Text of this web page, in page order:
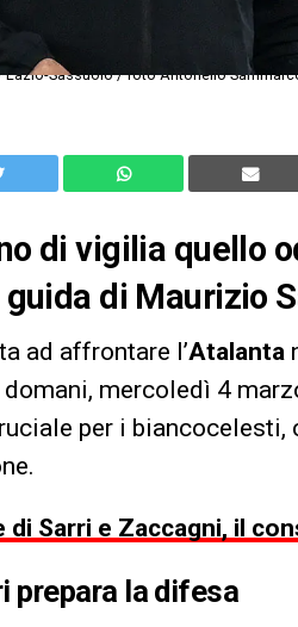
Sassuolo / foto Antonello
di vigilia quello
di Maurizio
ad affrontare l’Atalanta
mercoledì 4
per i biancocelesti,
di Sarri e Zaccagni, il
prepara la difesa